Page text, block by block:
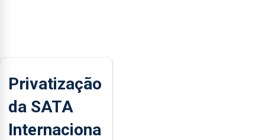
Privatização
da SATA
Internaciona